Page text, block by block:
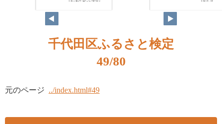
千代田区ふるさと検定
49/80
元のページ ../index.html#49